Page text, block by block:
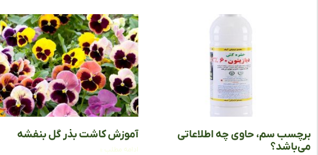
برچسب سم، حاوی چه اطلاعاتی
می‌باشد؟
آموزش کاشت بذر گل بنفشه
ادامه مطلب »